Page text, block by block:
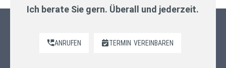
Ich berate Sie gern. Überall und jederzeit.
ANRUFEN TERMIN VEREINBAREN